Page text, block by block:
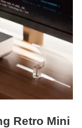
Retro Mini